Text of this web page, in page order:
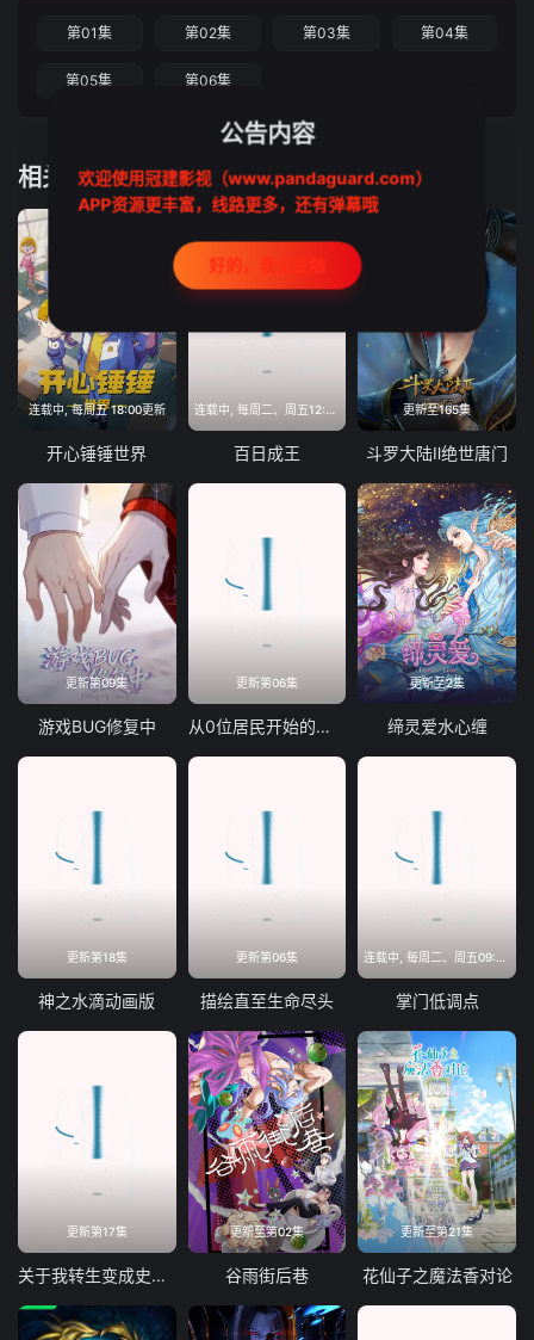
第01集 第02集 第03集 第04集
第05集 第06集
相关推荐
连载中, 每周五 18:00更新
开心锤锤世界 百日成王
更新至165集
斗罗大陆Ⅱ绝世唐门
更新第09集
游戏BUG修复中
更新第06集
从0位居民开始的边境领主大人
更新至2集
缔灵爱水心缠
更新第18集
神之水滴动画版
更新第06集
描绘直至生命尽头 掌门低调点
更新第17集
关于我转生变成史莱姆这档事第四季
更新至第02集
谷雨街后巷
更新至第21集
花仙子之魔法香对论
公告内容
欢迎使用冠建影视（www.pandaguard.com）
APP资源更丰富，线路更多，还有弹幕哦
好的，我记住啦